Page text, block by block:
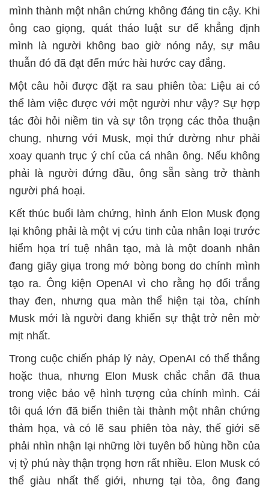
mình thành một nhân chứng không đáng tin cậy. Khi
ông cao giọng, quát tháo luật sư để khẳng định
mình là người không bao giờ nóng nảy, sự mâu
thuẫn đó đã đạt đến mức hài hước cay đắng.
Một câu hỏi được đặt ra sau phiên tòa: Liệu ai có
thể làm việc được với một người như vậy? Sự hợp
tác đòi hỏi niềm tin và sự tôn trọng các thỏa thuận
chung, nhưng với Musk, mọi thứ dường như phải
xoay quanh trục ý chí của cá nhân ông. Nếu không
phải là người đứng đầu, ông sẵn sàng trở thành
người phá hoại.
Kết thúc buổi làm chứng, hình ảnh Elon Musk đọng
lại không phải là một vị cứu tinh của nhân loại trước
hiểm họa trí tuệ nhân tạo, mà là một doanh nhân
đang giãy giụa trong mớ bòng bong do chính mình
tạo ra. Ông kiện OpenAI vì cho rằng họ đổi trắng
thay đen, nhưng qua màn thể hiện tại tòa, chính
Musk mới là người đang khiến sự thật trở nên mờ
mịt nhất.
Trong cuộc chiến pháp lý này, OpenAI có thể thắng
hoặc thua, nhưng Elon Musk chắc chắn đã thua
trong việc bảo vệ hình tượng của chính mình. Cái
tôi quá lớn đã biến thiên tài thành một nhân chứng
thảm họa, và có lẽ sau phiên tòa này, thế giới sẽ
phải nhìn nhận lại những lời tuyên bố hùng hồn của
vị tỷ phú này thận trọng hơn rất nhiều. Elon Musk có
thể giàu nhất thế giới, nhưng tại tòa, ông đang